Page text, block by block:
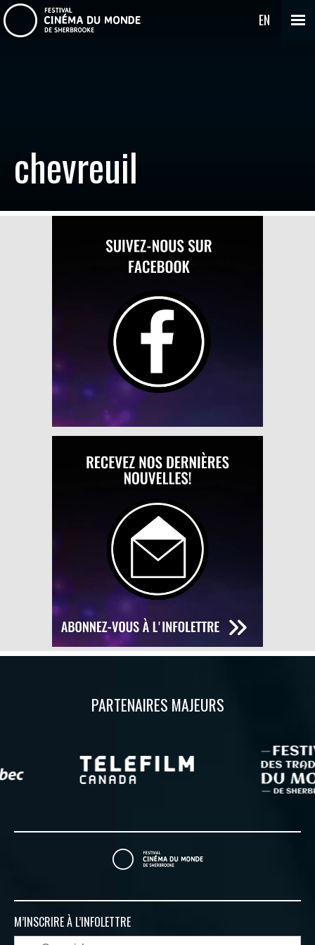
EN
chevreuil
PARTENAIRES MAJEURS
M’INSCRIRE À L’INFOLETTRE